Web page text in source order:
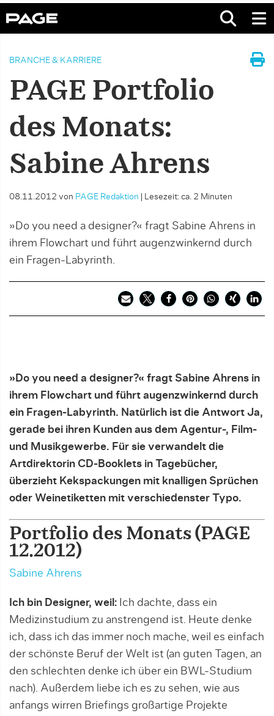
BRANCHE & KARRIERE
PAGE Portfolio
des Monats:
Sabine Ahrens
08.11.2012 von PAGE Redaktion Lesezeit: ca. 2 Minuten
»Do you need a designer?« fragt Sabine Ahrens in
ihrem Flowchart und führt augenzwinkernd durch
ein Fragen-Labyrinth.
»Do you need a designer?« fragt Sabine Ahrens in
ihrem Flowchart und führt augenzwinkernd durch
ein Fragen-Labyrinth. Natürlich ist die Antwort Ja,
gerade bei ihren Kunden aus dem Agentur-, Film-
und Musikgewerbe. Für sie verwandelt die
Artdirektorin CD-Booklets in Tagebücher,
überzieht Kekspackungen mit knalligen Sprüchen
oder Weinetiketten mit verschiedenster Typo.
Portfolio des Monats (PAGE
12.2012)
Sabine Ahrens
Ich bin Designer, weil: Ich dachte, dass ein
Medizinstudium zu anstrengend ist. Heute denke
ich, dass ich das immer noch mache, weil es einfach
der schönste Beruf der Welt ist (an guten Tagen, an
den schlechten denke ich über ein BWL-Studium
nach). Außerdem liebe ich es zu sehen, wie aus
anfangs wirren Briefings großartige Projekte